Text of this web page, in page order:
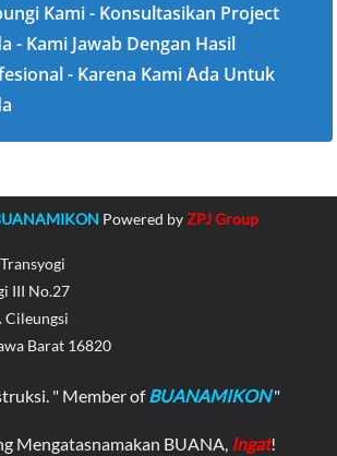
Kami - Konsultasikan Project
- Kami Jawab Dengan Hasil
- Karena Kami Ada Untuk
Powered byZPJ Group
III No.27
Cileungsi
Barat 16820
" Member ofBUANAMIKON"
Mengatasnamakan BUANA, Ingat!